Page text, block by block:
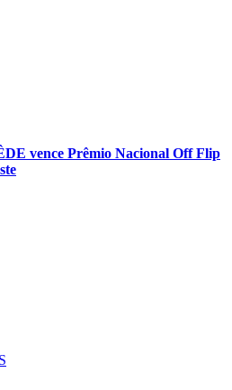
vence Prêmio Nacional Off Flip